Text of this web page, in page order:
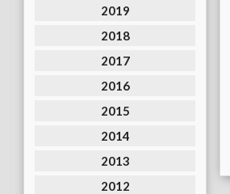
2019
2018
2017
2016
2015
2014
2013
2012